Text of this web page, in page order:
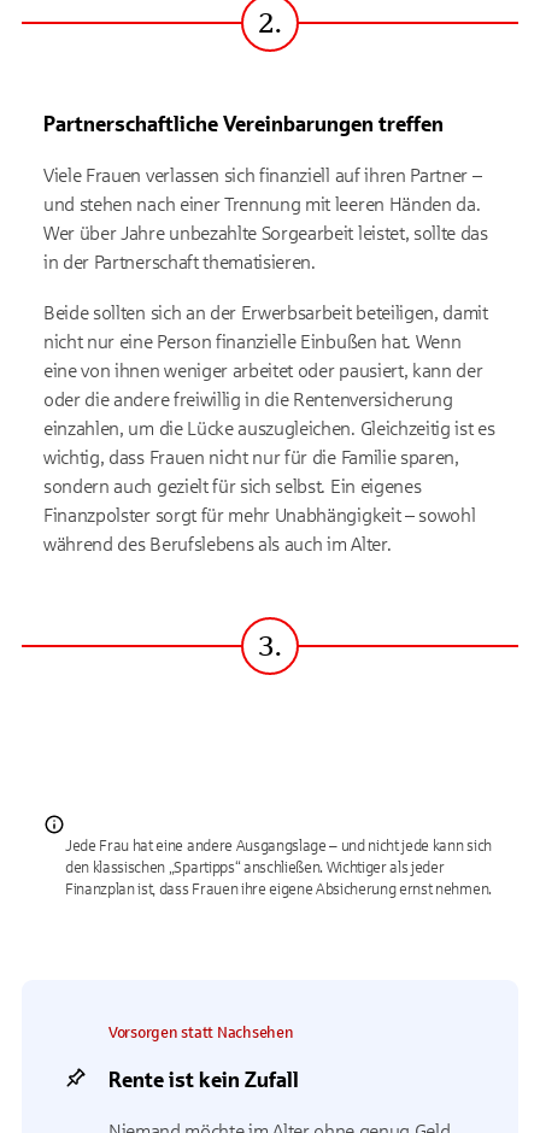
Schritt
2.
Partnerschaftliche Vereinbarungen treffen
Viele Frauen verlassen sich finanziell auf ihren Partner –
und stehen nach einer Trennung mit leeren Händen da.
Wer über Jahre unbezahlte Sorgearbeit leistet, sollte das
in der Partnerschaft thematisieren.
Beide sollten sich an der Erwerbsarbeit beteiligen, damit
nicht nur eine Person finanzielle Einbußen hat. Wenn
eine von ihnen weniger arbeitet oder pausiert, kann der
oder die andere freiwillig in die Rentenversicherung
einzahlen, um die Lücke auszugleichen. Gleichzeitig ist es
wichtig, dass Frauen nicht nur für die Familie sparen,
sondern auch gezielt für sich selbst. Ein eigenes
Finanzpolster sorgt für mehr Unabhängigkeit – sowohl
während des Berufslebens als auch im Alter.
Schritt
3.
Jede Frau hat eine andere Ausgangslage – und nicht jede kann sich
den klassischen „Spartipps“ anschließen. Wichtiger als jeder
Finanzplan ist, dass Frauen ihre eigene Absicherung ernst nehmen.
Vorsorgen statt Nachsehen
Rente ist kein Zufall